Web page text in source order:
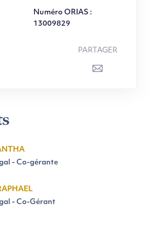
Numéro ORIAS :
13009829
PARTAGER
- Co-gérante
- Co-Gérant